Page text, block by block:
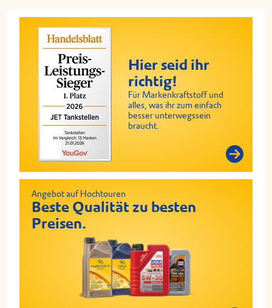
Hier seid ihr
richtig!
Für Markenkraftstoff und
alles, was ihr zum einfach
besser unterwegssein
braucht.
Angebot auf Hochtouren
Beste Qualität zu besten
Preisen.